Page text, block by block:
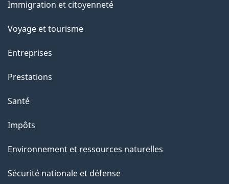
a
p
a
g
e
sujets
Immigration et citoyenneté
Voyage et tourisme
Entreprises
Prestations
Santé
Impôts
Environnement et ressources naturelles
Sécurité nationale et défense